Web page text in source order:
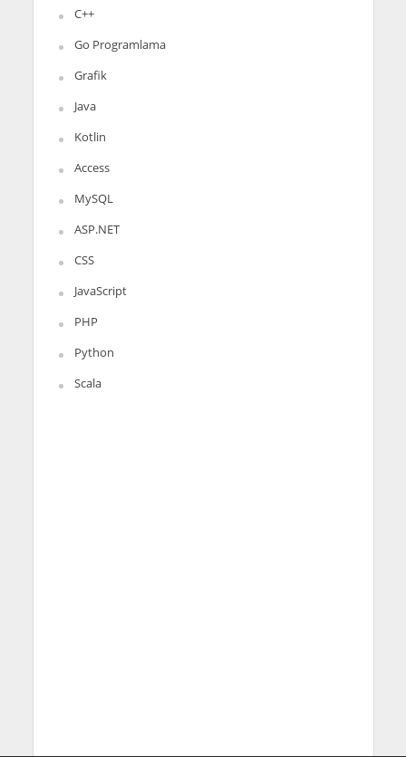
C++
Go Programlama
Grafik
Java
Kotlin
Access
MySQL
ASP.NET
CSS
JavaScript
PHP
Python
Scala